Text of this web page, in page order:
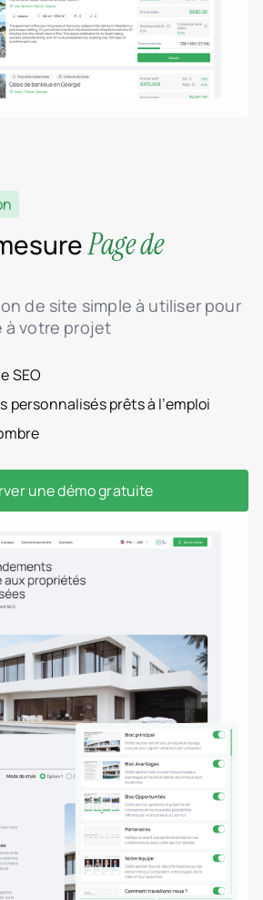
Page de
de site simple à utiliser pour
à votre projet
SEO
personnalisés prêts à l’emploi
une démo gratuite
Promoteurs immobiliers